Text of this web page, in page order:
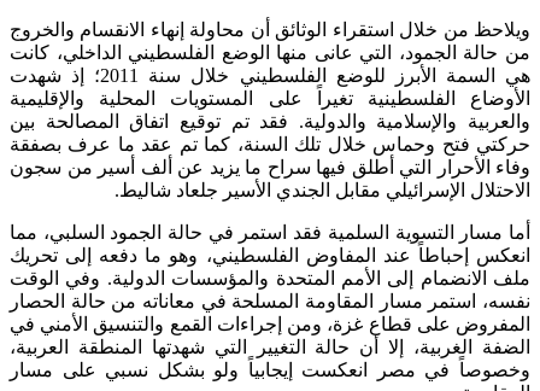
ويلاحظ من خلال استقراء الوثائق أن محاولة إنهاء الانقسام والخروج
من حالة الجمود، التي عانى منها الوضع الفلسطيني الداخلي، كانت
هي السمة الأبرز للوضع الفلسطيني خلال سنة 2011؛ إذ شهدت
الأوضاع الفلسطينية تغيراً على المستويات المحلية والإقليمية
والعربية والإسلامية والدولية. فقد تم توقيع اتفاق المصالحة بين
حركتي فتح وحماس خلال تلك السنة، كما تم عقد ما عرف بصفقة
وفاء الأحرار التي أطلق فيها سراح ما يزيد عن ألف أسير من سجون
الاحتلال الإسرائيلي مقابل الجندي الأسير جلعاد شاليط.
أما مسار التسوية السلمية فقد استمر في حالة الجمود السلبي، مما
انعكس إحباطاً عند المفاوض الفلسطيني، وهو ما دفعه إلى تحريك
ملف الانضمام إلى الأمم المتحدة والمؤسسات الدولية. وفي الوقت
نفسه، استمر مسار المقاومة المسلحة في معاناته من حالة الحصار
المفروض على قطاع غزة، ومن إجراءات القمع والتنسيق الأمني في
الضفة الغربية، إلا أن حالة التغيير التي شهدتها المنطقة العربية،
وخصوصاً في مصر انعكست إيجابياً ولو بشكل نسبي على مسار